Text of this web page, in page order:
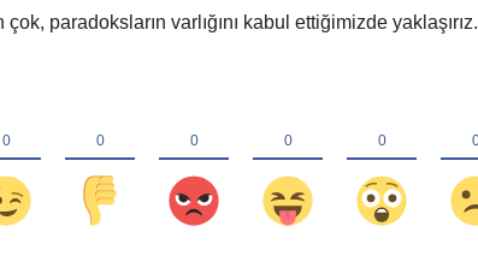
çok, paradoksların varlığını kabul ettiğimizde yaklaşırız.